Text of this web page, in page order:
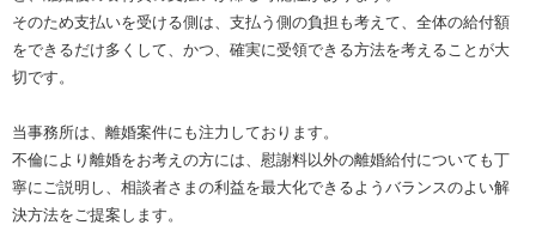
そのため支払いを受ける側は、支払う側の負担も考えて、全体の給付額
をできるだけ多くして、かつ、確実に受領できる方法を考えることが大
切です。
当事務所は、離婚案件にも注力しております。
不倫により離婚をお考えの方には、慰謝料以外の離婚給付についても丁
寧にご説明し、相談者さまの利益を最大化できるようバランスのよい解
決方法をご提案します。